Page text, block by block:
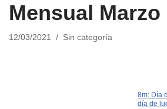
Mensual Marzo
12/03/2021 Sin categoría
8m: Día
día de